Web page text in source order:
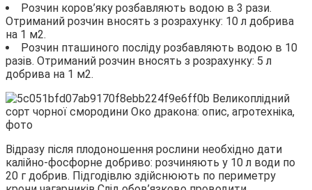
Розчин коров’яку розбавляють водою в 3 рази.
Отриманий розчин вносять з розрахунку: 10 л добрива
на 1 м2.
Розчин пташиного посліду розбавляють водою в 10
разів. Отриманий розчин вносять з розрахунку: 5 л
добрива на 1 м2.
Відразу після плодоношення рослини необхідно дати
калійно-фосфорне добриво: розчиняють у 10 л води по
20 г добрив. Підгодівлю здійснюють по периметру